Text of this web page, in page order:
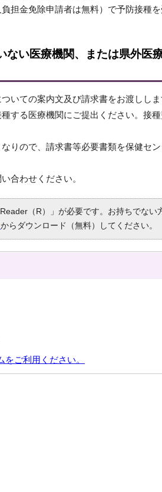
担金免除申請者は無料）で予防接種を
ない医療機関、または県外医
いての案内文及び請求書をお渡ししま
する医療機関にご提出ください。接種
りので、請求書等必要書類を保健セ
合わせください。
（R）」が必要です。お持ちでない
からダウンロード（無料）してください。
ご利用ください。